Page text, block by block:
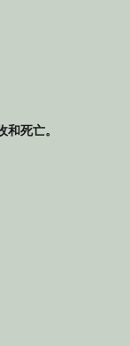
死亡。